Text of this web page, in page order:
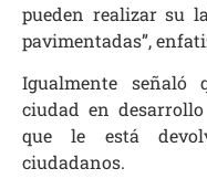
pueden realizar su
pavimentadas”,
Igualmente señaló
ciudad en
que le está
ciudadanos.